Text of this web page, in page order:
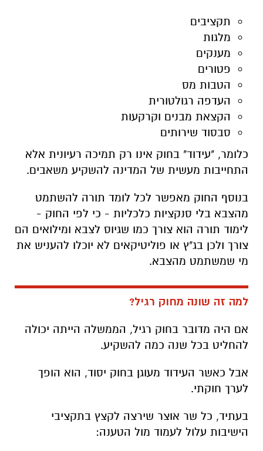
תקציבים
מלגות
מענקים
פטורים
הטבות מס
העדפה רגולטורית
הקצאת מבנים וקרקעות
סבסוד שירותים
כלומר, "עידוד" בחוק אינו רק תמיכה רעיונית אלא
התחייבות מעשית של המדינה להשקיע משאבים.
בנוסף החוק מאפשר לכל לומד תורה להשתמט
מהצבא בלי סנקציות כלכליות - כי לפי החוק -
לימוד תורה הוא צורך כמו שגיוס לצבא ומילואים הם
צורך ולכן בג"ץ או פוליטיקאים לא יוכלו להעניש את
מי שמשתמט מהצבא.
למה זה שונה מחוק רגיל?
אם היה מדובר בחוק רגיל, הממשלה הייתה יכולה
להחליט בכל שנה כמה להשקיע.
אבל כאשר העידוד מעוגן בחוק יסוד, הוא הופך
לערך חוקתי.
בעתיד, כל שר אוצר שירצה לקצץ בתקציבי
הישיבות עלול לעמוד מול הטענה: